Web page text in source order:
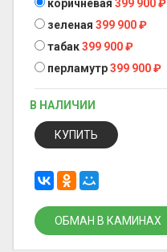
коричневая 399 900₽
зеленая 399 900₽
табак399 900₽
перламутр399 900₽
В НАЛИЧИИ
КУПИТЬ
ОБМАН В КАМИНАХ